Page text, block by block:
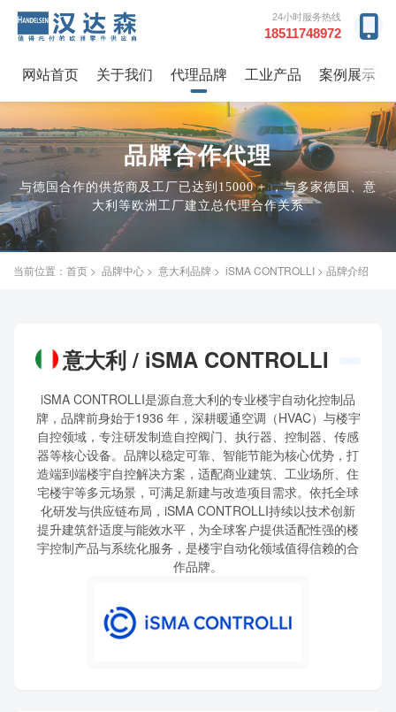
24小时服务热线
18511748972
→
网站首页 关于我们 代理品牌 工业产品 案例展示
品牌合作代理
与德国合作的供货商及工厂已达到15000 + ，与多家德国、意
大利等欧洲工厂建立总代理合作关系
当前位置： 首页 > 品牌中心 > 意大利品牌 > iSMA CONTROLLI > 品牌介绍
意大利 / iSMA CONTROLLI
iSMA CONTROLLI是源自意大利的专业楼宇自动化控制品
牌，品牌前身始于1936 年，深耕暖通空调（HVAC）与楼宇
自控领域，专注研发制造自控阀门、执行器、控制器、传感
器等核心设备。品牌以稳定可靠、智能节能为核心优势，打
造端到端楼宇自控解决方案，适配商业建筑、工业场所、住
宅楼宇等多元场景，可满足新建与改造项目需求。依托全球
化研发与供应链布局，iSMA CONTROLLI持续以技术创新
提升建筑舒适度与能效水平，为全球客户提供适配性强的楼
宇控制产品与系统化服务，是楼宇自动化领域值得信赖的合
作品牌。